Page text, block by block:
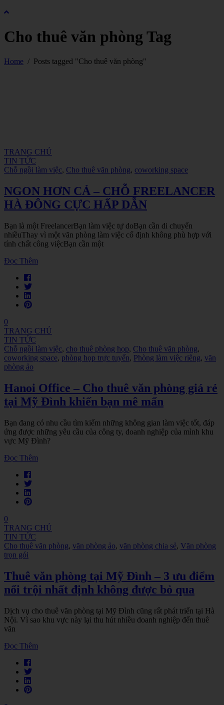
Cho thuê văn phòng Tag
Home / Posts tagged "Cho thuê văn phòng"
TRANG CHỦ
TIN TỨC
Chỗ ngồi làm việc, Cho thuê văn phòng, coworking space
NGON HƠN CẢ – CHỖ FREELANCER
HÀ ĐÔNG CỰC HẤP DẪN
Bạn là một FreelancerBạn làm việc tự doBạn cần di chuyển
nhiềuThay vì một văn phòng làm việc cố định không phù hợp với
tính chất công việcBạn cần một
Đọc Thêm
0
TRANG CHỦ
TIN TỨC
Chỗ ngồi làm việc, cho thuê phòng họp, Cho thuê văn phòng,
coworking space, phòng họp trực tuyến, Phòng làm việc riêng, văn
phòng ảo
Hanoi Office – Cho thuê văn phòng giá rẻ
tại Mỹ Đình khiến bạn mê mẩn
Bạn đang có nhu cầu tìm kiếm những không gian làm việc tốt, đáp
ứng được những yêu cầu của công ty, doanh nghiệp của mình khu
vực Mỹ Đình?
Đọc Thêm
0
TRANG CHỦ
TIN TỨC
Cho thuê văn phòng, văn phòng ảo, văn phòng chia sẻ, Văn phòng
trọn gói
Thuê văn phòng tại Mỹ Đình – 3 ưu điểm
nổi trội nhất định không được bỏ qua
Dịch vụ cho thuê văn phòng tại Mỹ Đình cũng rất phát triển tại Hà
Nội. Vì sao khu vực này lại thu hút nhiều doanh nghiệp đến thuê
văn
Đọc Thêm